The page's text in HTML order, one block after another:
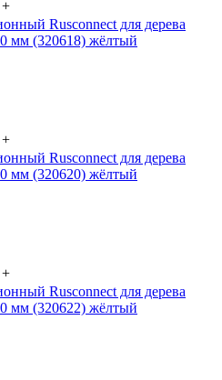
+
Rusconnect для дерева
мм (320618) жёлтый
+
Rusconnect для дерева
мм (320620) жёлтый
+
Rusconnect для дерева
мм (320622) жёлтый